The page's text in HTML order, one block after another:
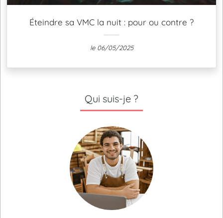
Éteindre sa VMC la nuit : pour ou contre ?
le 06/05/2025
Qui suis-je ?